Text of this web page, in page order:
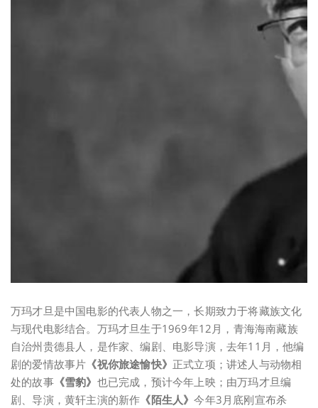
万玛才旦是中国电影的代表人物之一，长期致力于将藏族文化
与现代电影结合。万玛才旦生于1969年12月，青海海南藏族
自治州贵德县人，是作家、编剧、电影导演，去年11月，他编
剧的爱情故事片 《祝你旅途愉快》 正式立项；讲述人与动物相
处的故事《雪豹》 也已完成，预计今年上映；由万玛才旦编
剧、导演，黄轩主演的新作 《陌生人》今年3月底刚宣布杀